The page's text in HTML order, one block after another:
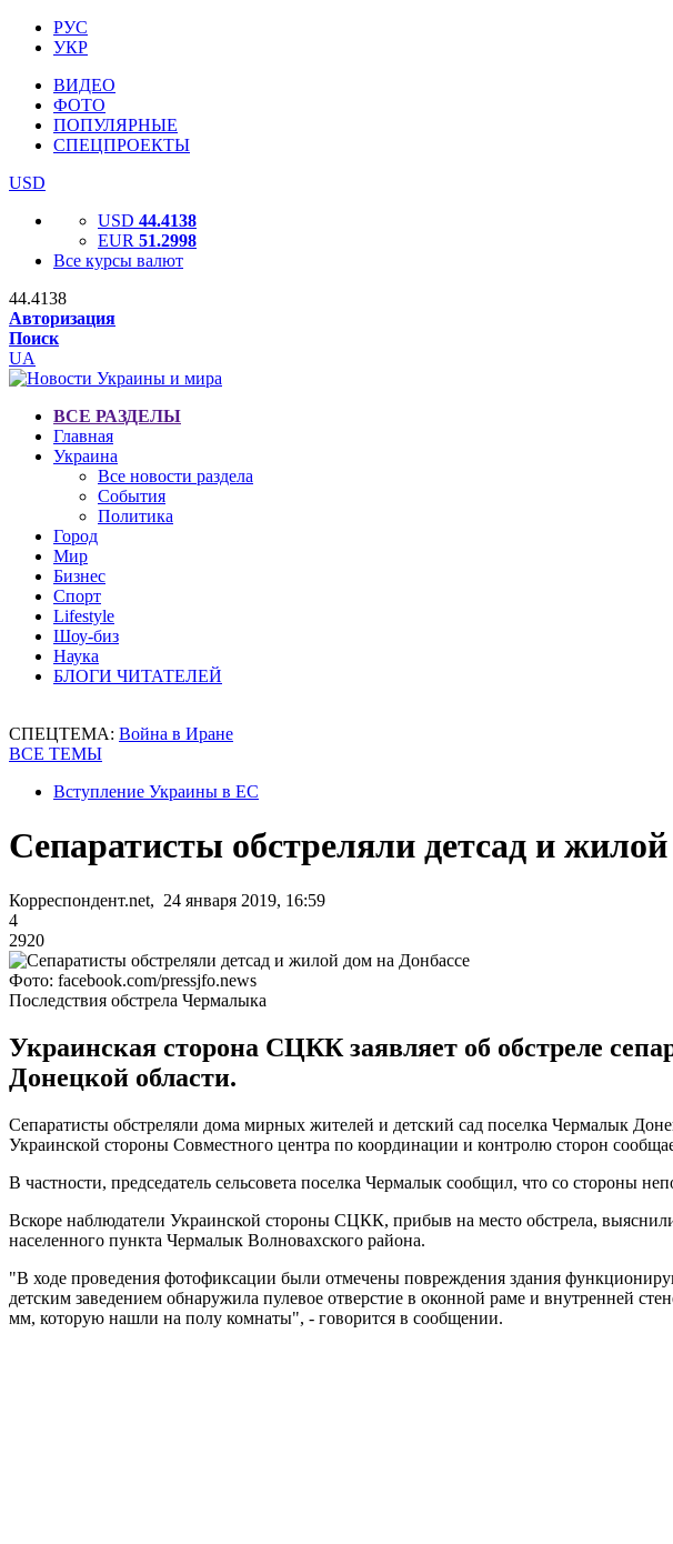
РУС
УКР
ВИДЕО
ФОТО
ПОПУЛЯРНЫЕ
СПЕЦПРОЕКТЫ
USD
USD 44.4138
EUR 51.2998
Все курсы валют
44.4138
Авторизация
Поиск
UA
ВСЕ РАЗДЕЛЫ
Главная
Украина
Все новости раздела
События
Политика
Город
Мир
Бизнес
Спорт
Lifestyle
Шоу-биз
Наука
БЛОГИ ЧИТАТЕЛЕЙ
СПЕЦТЕМА: Война в Иране
ВСЕ ТЕМЫ
Вступление Украины в ЕС
Сепаратисты обстреляли детсад и
Корреспондент.net, 24 января 2019, 16:59
4
2920
Фото: facebook.com/pressjfo.news
Последствия обстрела Чермалыка
Украинская сторона СЦКК заявляет об обстреле
Донецкой области.
Сепаратисты обстреляли дома мирных жителей и детский сад поселка Чермалык
Украинской стороны Совместного центра по координации и контролю сторон
В частности, председатель сельсовета поселка Чермалык сообщил, что со стороны
Вскоре наблюдатели Украинской стороны СЦКК, прибыв на место обстрела,
населенного пункта Чермалык Волновахского района.
"В ходе проведения фотофиксации были отмечены повреждения здания
детским заведением обнаружила пулевое отверстие в оконной раме и внутренней
мм, которую нашли на полу комнаты", - говорится в сообщении.